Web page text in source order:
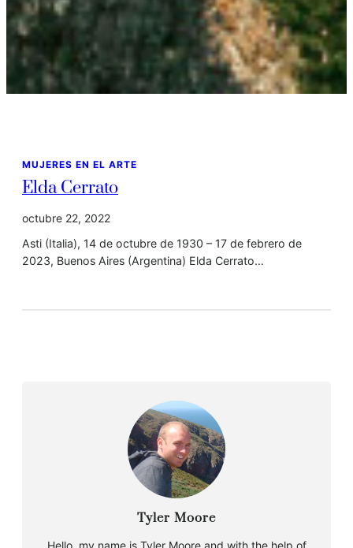
MUJERES EN EL ARTE
Elda Cerrato
octubre 22, 2022
Asti (Italia), 14 de octubre de 1930 – 17 de febrero de
2023, Buenos Aires (Argentina) Elda Cerrato…
Tyler Moore